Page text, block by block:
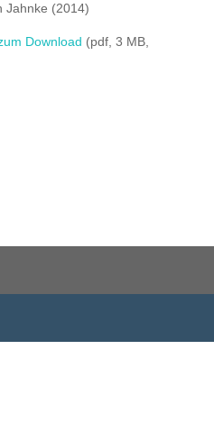
Jahnke (2014)
Download (pdf, 3 MB,